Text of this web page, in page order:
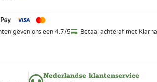
geven ons een 4.7/5 Betaal achteraf met Klarna
Nederlandse klantenservice